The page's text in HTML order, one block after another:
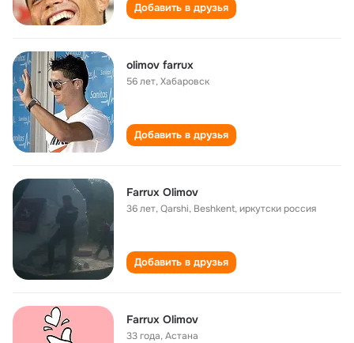
Добавить в друзья
olimov farrux
56 лет,Хабаровск
Добавить в друзья
Farrux Olimov
36 лет,Qarshi, Beshkent, иркутски россия
Добавить в друзья
Farrux Olimov
33 года,Астана